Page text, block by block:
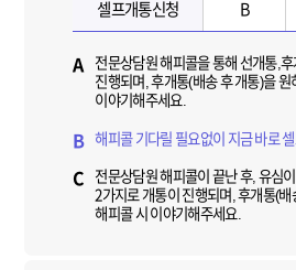
셀프개통신청 B
A
전문상담원 해피콜을 통해 선개통,후
진행되며, 후개통(배송 후 개통)을 원
이야기해주세요.
B 해피콜 기다릴 필요없이 지금 바로
C
전문상담원 해피콜이 끝난 후, 유심
2가지로 개통이 진행되며, 후개통(배
해피콜 시 이야기해주세요.